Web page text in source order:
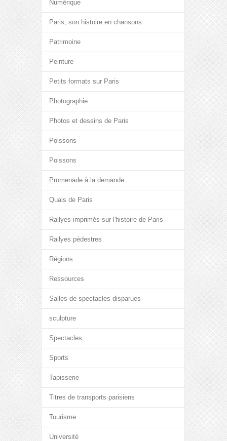
Numérique
Paris, son histoire en chansons
Patrimoine
Peinture
Petits formats sur Paris
Photographie
Photos et dessins de Paris
Poissons
Poissons
Promenade à la demande
Quais de Paris
Rallyes imprimés sur l'histoire de Paris
Rallyes pédestres
Régions
Ressources
Salles de spectacles disparues
sculpture
Spectacles
Sports
Tapisserie
Titres de transports parisiens
Tourisme
Université